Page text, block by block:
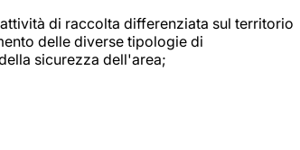
di raccolta differenziata sul territorio
delle diverse tipologie di
sicurezza dell'area;